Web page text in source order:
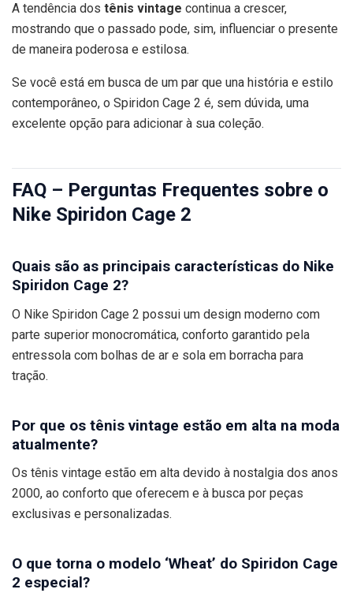
A tendência dos tênis vintage continua a crescer,
mostrando que o passado pode, sim, influenciar o presente
de maneira poderosa e estilosa.
Se você está em busca de um par que una história e estilo
contemporâneo, o Spiridon Cage 2 é, sem dúvida, uma
excelente opção para adicionar à sua coleção.
FAQ – Perguntas Frequentes sobre o
Nike Spiridon Cage 2
Quais são as principais características do Nike
Spiridon Cage 2?
O Nike Spiridon Cage 2 possui um design moderno com
parte superior monocromática, conforto garantido pela
entressola com bolhas de ar e sola em borracha para
tração.
Por que os tênis vintage estão em alta na moda
atualmente?
Os tênis vintage estão em alta devido à nostalgia dos anos
2000, ao conforto que oferecem e à busca por peças
exclusivas e personalizadas.
O que torna o modelo ‘Wheat’ do Spiridon Cage
2 especial?